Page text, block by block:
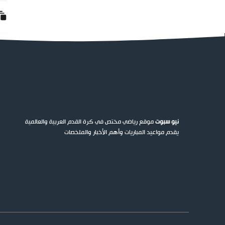
نيو سبوتموقع رياضي مختص في كرة القدم العربية والعالمية
يقدم مواعيد المباريات وأهم الأخبار والملخصات